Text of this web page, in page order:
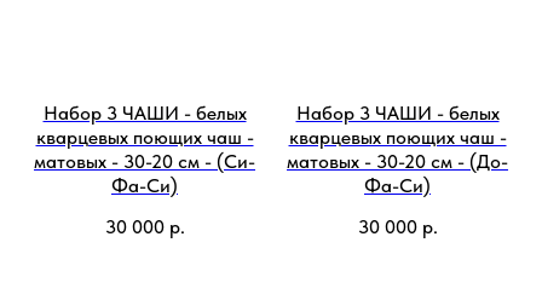
Набор 3 ЧАШИ - белых
кварцевых поющих чаш -
матовых - 30-20 см - (Си-
Фа-Си)
30 000 р.
Набор 3 ЧАШИ - белых
кварцевых поющих чаш -
матовых - 30-20 см - (До-
Фа-Си)
30 000 р.